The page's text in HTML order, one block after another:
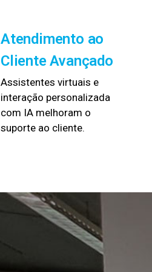
Atendimento ao
Cliente Avançado
Assistentes virtuais e
interação personalizada
com IA melhoram o
suporte ao cliente.